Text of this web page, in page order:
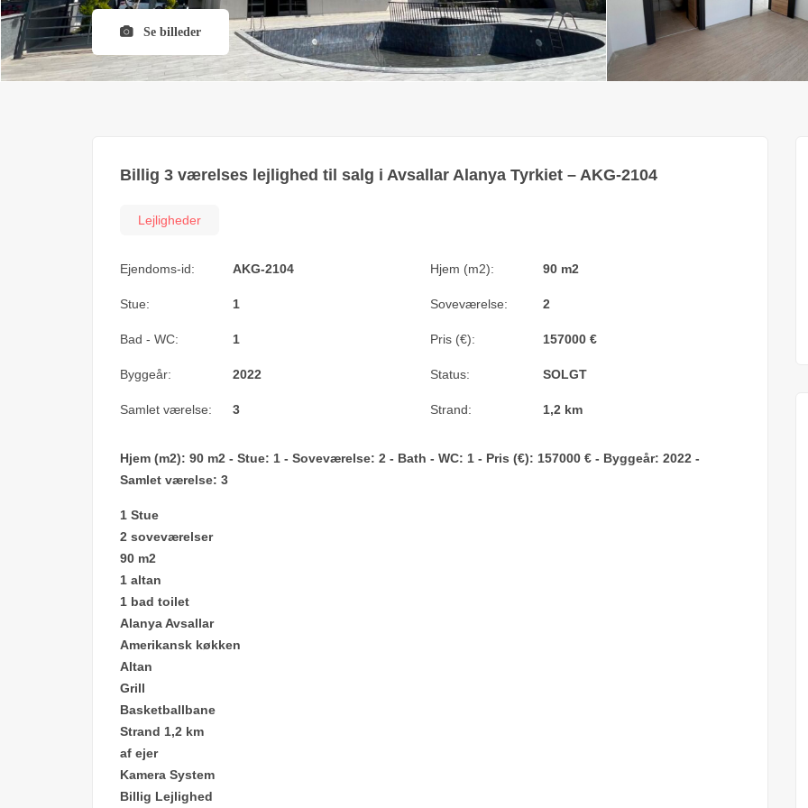
Se billeder
Billig 3 værelses lejlighed til salg i Avsallar Alanya Tyrkiet – AKG-2104
Lejligheder
Ejendoms-id: AKG-2104 Hjem (m2): 90 m2
Stue: 1 Soveværelse: 2
Bad - WC: 1 Pris (€): 157000 €
Byggeår: 2022 Status: SOLGT
Samlet værelse: 3 Strand: 1,2 km
Hjem (m2): 90 m2 - Stue: 1 - Soveværelse: 2 - Bath - WC: 1 - Pris (€): 157000 € - Byggeår: 2022 -
Samlet værelse: 3
1 Stue
2 soveværelser
90 m2
1 altan
1 bad toilet
Alanya Avsallar
Amerikansk køkken
Altan
Grill
Basketballbane
Strand 1,2 km
af ejer
Kamera System
Billig Lejlighed